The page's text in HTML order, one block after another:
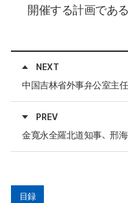
開催する計画であ
NEXT
PREV
金寬永全羅北道知事、邢
目録